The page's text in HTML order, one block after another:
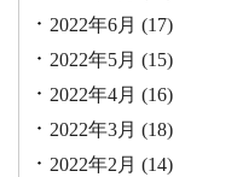
2022年6月 (17)
2022年5月 (15)
2022年4月 (16)
2022年3月 (18)
2022年2月 (14)